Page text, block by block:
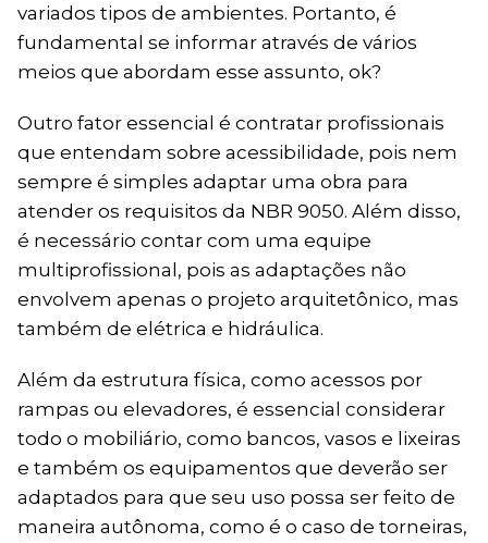
variados tipos de ambientes. Portanto, é
fundamental se informar através de vários
meios que abordam esse assunto, ok?
Outro fator essencial é contratar profissionais
que entendam sobre acessibilidade, pois nem
sempre é simples adaptar uma obra para
atender os requisitos da NBR 9050. Além disso,
é necessário contar com uma equipe
multiprofissional, pois as adaptações não
envolvem apenas o projeto arquitetônico, mas
também de elétrica e hidráulica.
Além da estrutura física, como acessos por
rampas ou elevadores, é essencial considerar
todo o mobiliário, como bancos, vasos e lixeiras
e também os equipamentos que deverão ser
adaptados para que seu uso possa ser feito de
maneira autônoma, como é o caso de torneiras,